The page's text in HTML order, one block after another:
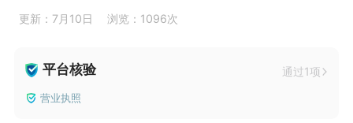
更新：7月10日 浏览：1096次
平台核验 通过1项
营业执照